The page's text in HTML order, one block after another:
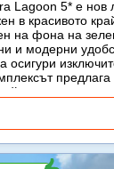
Lagoon 5* е нов
в красивото
на фона на
и модерни
осигури